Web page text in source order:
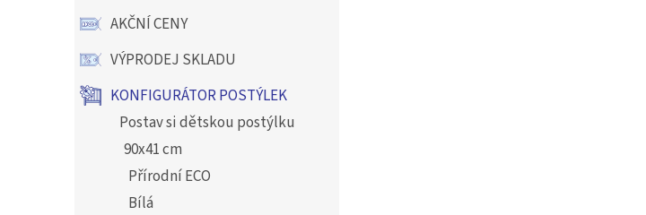
AKČNÍ CENY
VÝPRODEJ SKLADU
KONFIGURÁTOR POSTÝLEK
Postav si dětskou postýlku
90x41 cm
Přírodní ECO
Bílá